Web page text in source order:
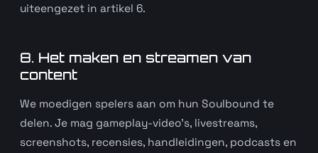
uiteengezet in artikel 6.
8. Het maken en streamen van
content
We moedigen spelers aan om hun Soulbound te
delen. Je mag gameplay-video’s, livestreams,
screenshots, recensies, handleidingen, podcasts en